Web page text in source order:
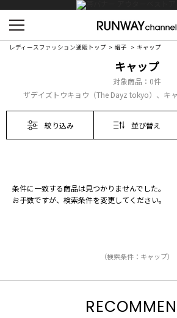
レディースファッション通販トップ 帽子 キャップ
キャップ
対象商品： 0件
ザデイズトウキョウ（The Dayz tokyo）、キ
絞り込み 並び替え
条件に一致する商品は見つかりませんでした。
お手数ですが、検索条件を変更してください。
（検索条件：キャップ）